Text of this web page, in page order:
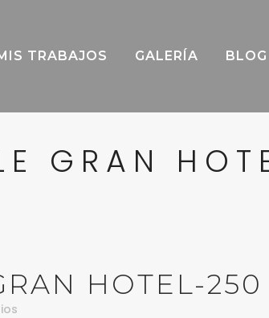
TRABAJOS GALERÍA BLOG
GRAN
HOTEL-250